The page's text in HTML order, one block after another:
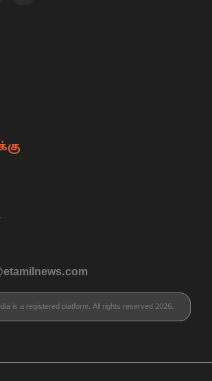
is a registered platform. All rights reserved 2026.